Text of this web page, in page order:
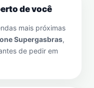
de você
mais próximas
Supergasbras,
de pedir em